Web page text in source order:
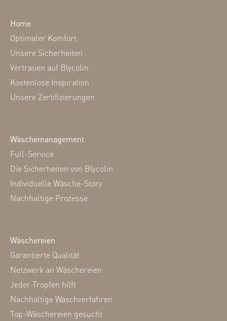
Home
Optimaler Komfort
Unsere Sicherheiten
Vertrauen auf Blycolin
Kostenlose Inspiration
Unsere Zertifizierungen
Wäschemanagement
Full-Service
Die Sicherheiten von Blycolin
Individuelle Wäsche-Story
Nachhaltige Prozesse
Wäschereien
Garantierte Qualität
Netzwerk an Wäschereien
Jeder Tropfen hilft
Nachhaltige Waschverfahren
Top-Wäschereien gesucht